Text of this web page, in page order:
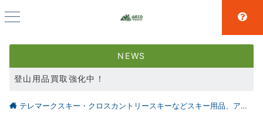
NEWS
登山用品買取強化中！
スキー用品買取強化中！
テレマークスキー・クロスカントリースキーなどスキー用品、アウトドア、キャンプ用品の買取なら仙台の【山とエコ】